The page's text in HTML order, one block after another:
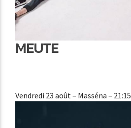
MEUTE
Vendredi 23 août– Masséna – 21:15